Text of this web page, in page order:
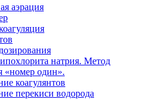
аэрация
натрия. Метод
«номер один».
коагулянтов
перекиси водорода